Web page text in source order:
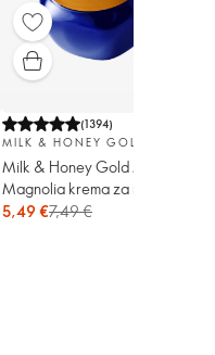
(1394)
MILK & HONEY GOLD
Milk & Honey Gold Majestic
Magnolia krema za ruke i
tijelo
5,49 €7,49 €